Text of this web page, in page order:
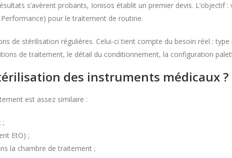
s’avèrent probants, Ionisos établit un premier devis.
pour le traitement de routine.
de stérilisation régulières. Celui-ci tient compte du besoin réel : type
de traitement, le détail du conditionnement, la configuration
des instruments médicaux ?
est assez similaire :
;
EtO) ;
la chambre de traitement ;